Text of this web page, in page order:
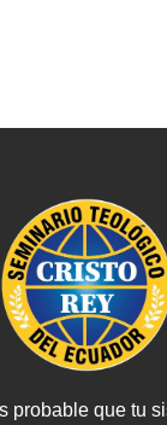
probable que tu